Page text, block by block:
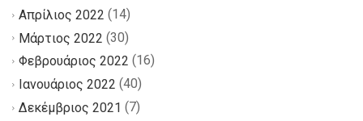
Απρίλιος 2022 (14)
Μάρτιος 2022 (30)
Φεβρουάριος 2022 (16)
Ιανουάριος 2022 (40)
Δεκέμβριος 2021 (7)